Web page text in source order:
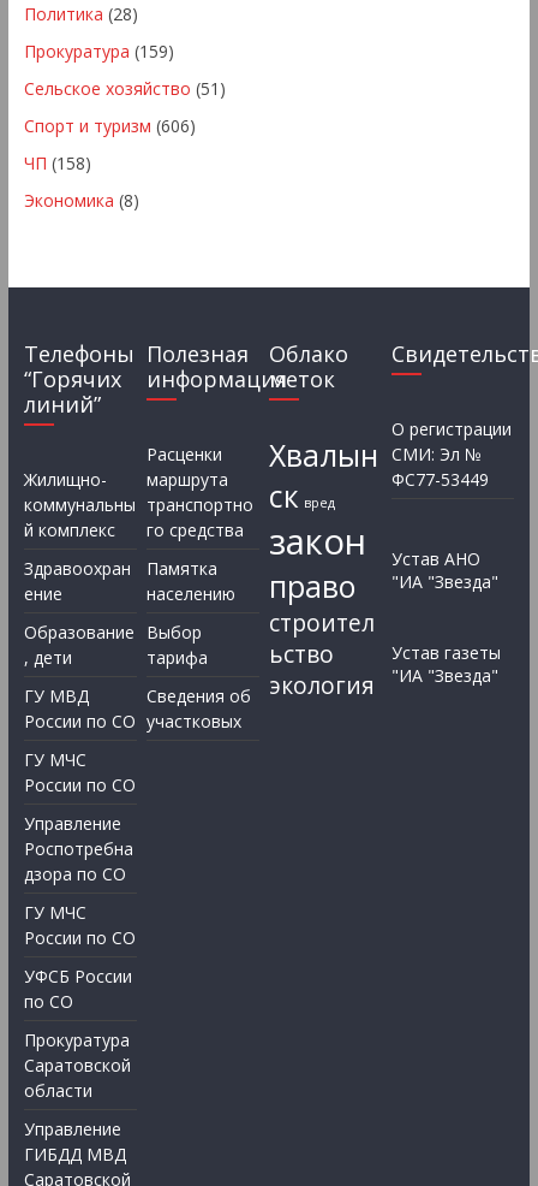
Политика (28)
Прокуратура (159)
Сельское хозяйство (51)
Спорт и туризм (606)
ЧП (158)
Экономика (8)
Телефоны
“Горячих
линий”
Жилищно-
коммунальны
й комплекс
Здравоохран
ение
Образование
, дети
ГУ МВД
России по СО
ГУ МЧС
России по СО
Управление
Роспотребна
дзора по СО
ГУ МЧС
России по СО
УФСБ России
по СО
Прокуратура
Саратовской
области
Управление
ГИБДД МВД
Саратовской
Полезная
информация
Расценки
маршрута
транспортно
го средства
Памятка
населению
Выбор
тарифа
Сведения об
участковых
Облако
меток
Хвалын
ск вред
закон
право
строител
ьство
экология
О регистрации
СМИ: Эл №
ФС77-53449
Устав АНО
"ИА "Звезда"
Устав газеты
"ИА "Звезда"